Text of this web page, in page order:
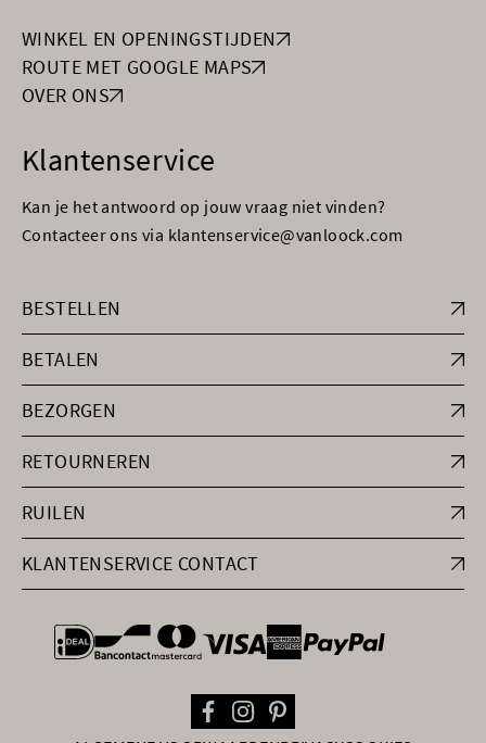
WINKEL EN OPENINGSTIJDEN
ROUTE MET GOOGLE MAPS
OVER ONS
Klantenservice
Kan je het antwoord op jouw vraag niet vinden?
Contacteer ons via klantenservice@vanloock.com
BESTELLEN
BETALEN
BEZORGEN
RETOURNEREN
RUILEN
KLANTENSERVICE CONTACT
general.paymentOptions